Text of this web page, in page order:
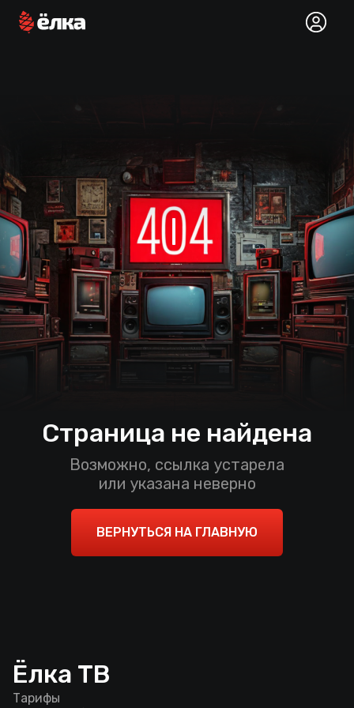
Страница не найдена
Возможно, ссылка устарела
или указана неверно
ВЕРНУТЬСЯ НА ГЛАВНУЮ
Ёлка ТВ
Тарифы